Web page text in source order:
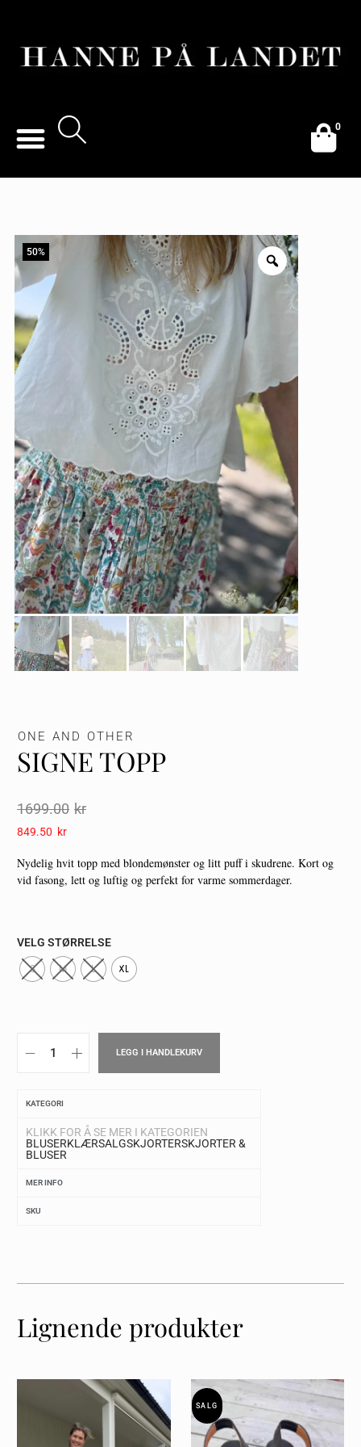
0
50%
ONE AND OTHER
SIGNE TOPP
1699.00 Kr
849.50 Kr
Nydelig hvit topp med blondemønster og litt puff i skudrene. Kort og
vid fasong, lett og luftig og perfekt for varme sommerdager.
VELG STØRRELSE
S M L XL
LEGG I HANDLEKURV
KATEGORI
KLIKK FOR Å SE MER I KATEGORIEN
BLUSERKLÆRSALGSKJORTERSKJORTER &
BLUSER
MER INFO
SKU
Lignende produkter
SALG